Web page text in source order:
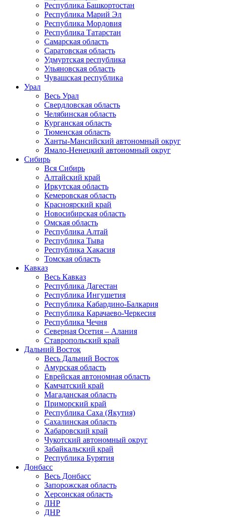
Республика Башкортостан
Республика Марий Эл
Республика Мордовия
Республика Татарстан
Самарская область
Саратовская область
Удмуртская республика
Ульяновская область
Чувашская республика
Урал
Весь Урал
Свердловская область
Челябинская область
Курганская область
Тюменская область
Ханты-Мансийский автономный округ
Ямало-Ненецкий автономный округ
Сибирь
Вся Сибирь
Алтайский край
Иркутская область
Кемеровская область
Красноярский край
Новосибирская область
Омская область
Республика Алтай
Республика Тыва
Республика Хакасия
Томская область
Кавказ
Весь Кавказ
Республика Дагестан
Республика Ингушетия
Республика Кабардино-Балкария
Республика Карачаево-Черкесия
Республика Чечня
Северная Осетия – Алания
Ставропольский край
Дальний Восток
Весь Дальний Восток
Амурская область
Еврейская автономная область
Камчатский край
Магаданская область
Приморский край
Республика Саха (Якутия)
Сахалинская область
Хабаровский край
Чукотский автономный округ
Забайкальский край
Республика Бурятия
Донбасс
Весь Донбасс
Запорожская область
Херсонская область
ЛНР
ДНР